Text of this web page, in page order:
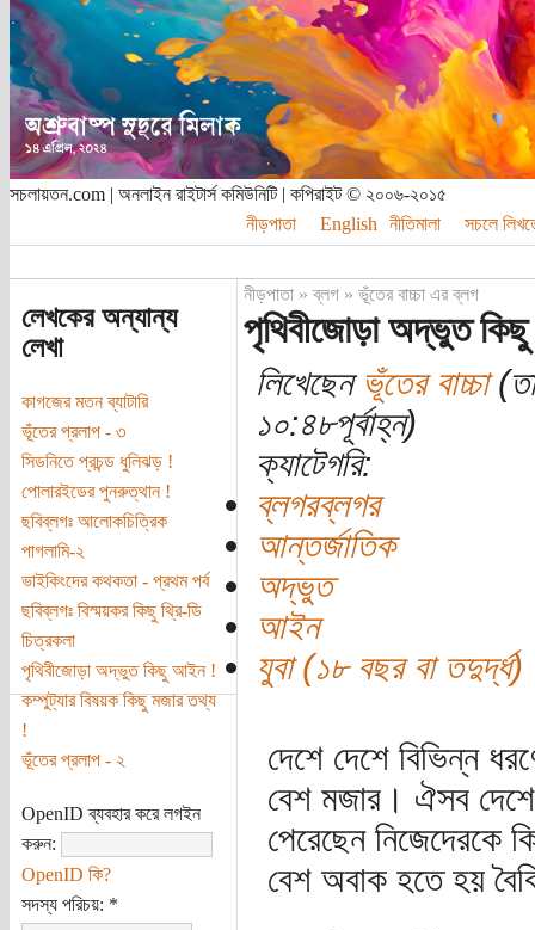
সচলায়তন.com | অনলাইন রাইটার্স কমিউনিটি | কপিরাইট © ২০০৬-২০১৫
নীড়পাতা
English নীতিমালা সচলে
লেখকের অন্যান্য
লেখা
কাগজের মতন ব্যাটারি
ভূঁতের প্রলাপ - ৩
সিডনিতে প্রচন্ড ধুলিঝড় !
পোলারইডের পুনরুত্থান !
ছবিব্লগঃ আলোকচিত্রিক
পাগলামি-২
ভাইকিংদের কথকতা - প্রথম পর্ব
ছবিব্লগঃ বিস্ময়কর কিছু থ্রি-ডি
চিত্রকলা
পৃথিবীজোড়া অদ্ভুত কিছু আইন !
কম্পুট্যার বিষয়ক কিছু মজার তথ্য
!
ভূঁতের প্রলাপ - ২
OpenID ব্যবহার করে লগইন
করুন:
OpenID কি?
সদস্য পরিচয়: *
নীড়পাতা»ব্লগ» ভূঁতের বাচ্চা এর ব্লগ
পৃথিবীজোড়া অদ্ভুত
লিখেছেনভূঁতের বাচ্চা
১০:৪৮পূর্বাহ্ন)
ক্যাটেগরি:
ব্লগরব্লগর
আন্তর্জাতিক
অদ্ভুত
আইন
যুবা (১৮ বছর বা তদুর্দ্ধ)
দেশে দেশে বিভিন্ন
বেশ মজার। ঐসব
পেরেছেন নিজেদেরকে
বেশ অবাক হতে হয়